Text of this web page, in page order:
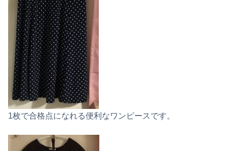
1枚で合格点になれる便利なワンピースです。